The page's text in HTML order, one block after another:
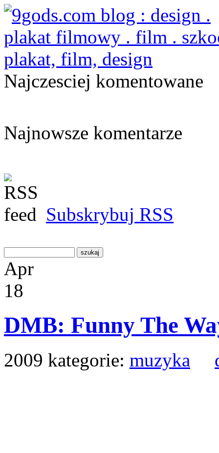
Najczesciej komentowane
Najnowsze komentarze
Subskrybuj RSS
Apr
18
DMB: Funny The
2009 kategorie: muzyka